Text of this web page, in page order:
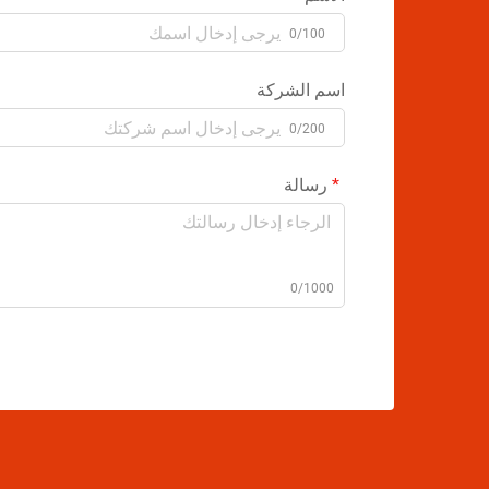
0/100
اسم الشركة
0/200
رسالة
0/1000